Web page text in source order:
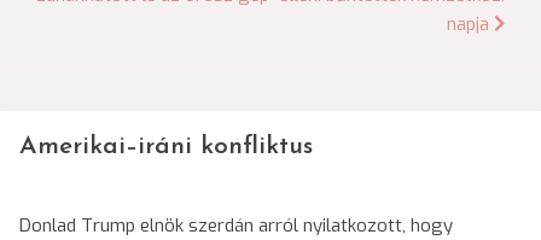
napja
Amerikai–iráni konfliktus
Donlad Trump elnök szerdán arról nyilatkozott, hogy